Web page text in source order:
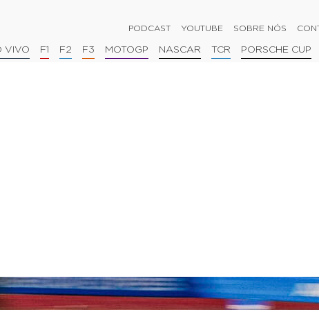
PODCAST YOUTUBE SOBRE NÓS
VIVO F1 F2 F3 MOTOGP NASCAR TCR PORSCHE CUP